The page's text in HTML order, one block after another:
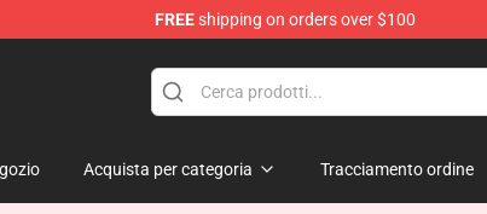
FREEshipping on orders over $100
Acquista per categoria Tracciamento ordine